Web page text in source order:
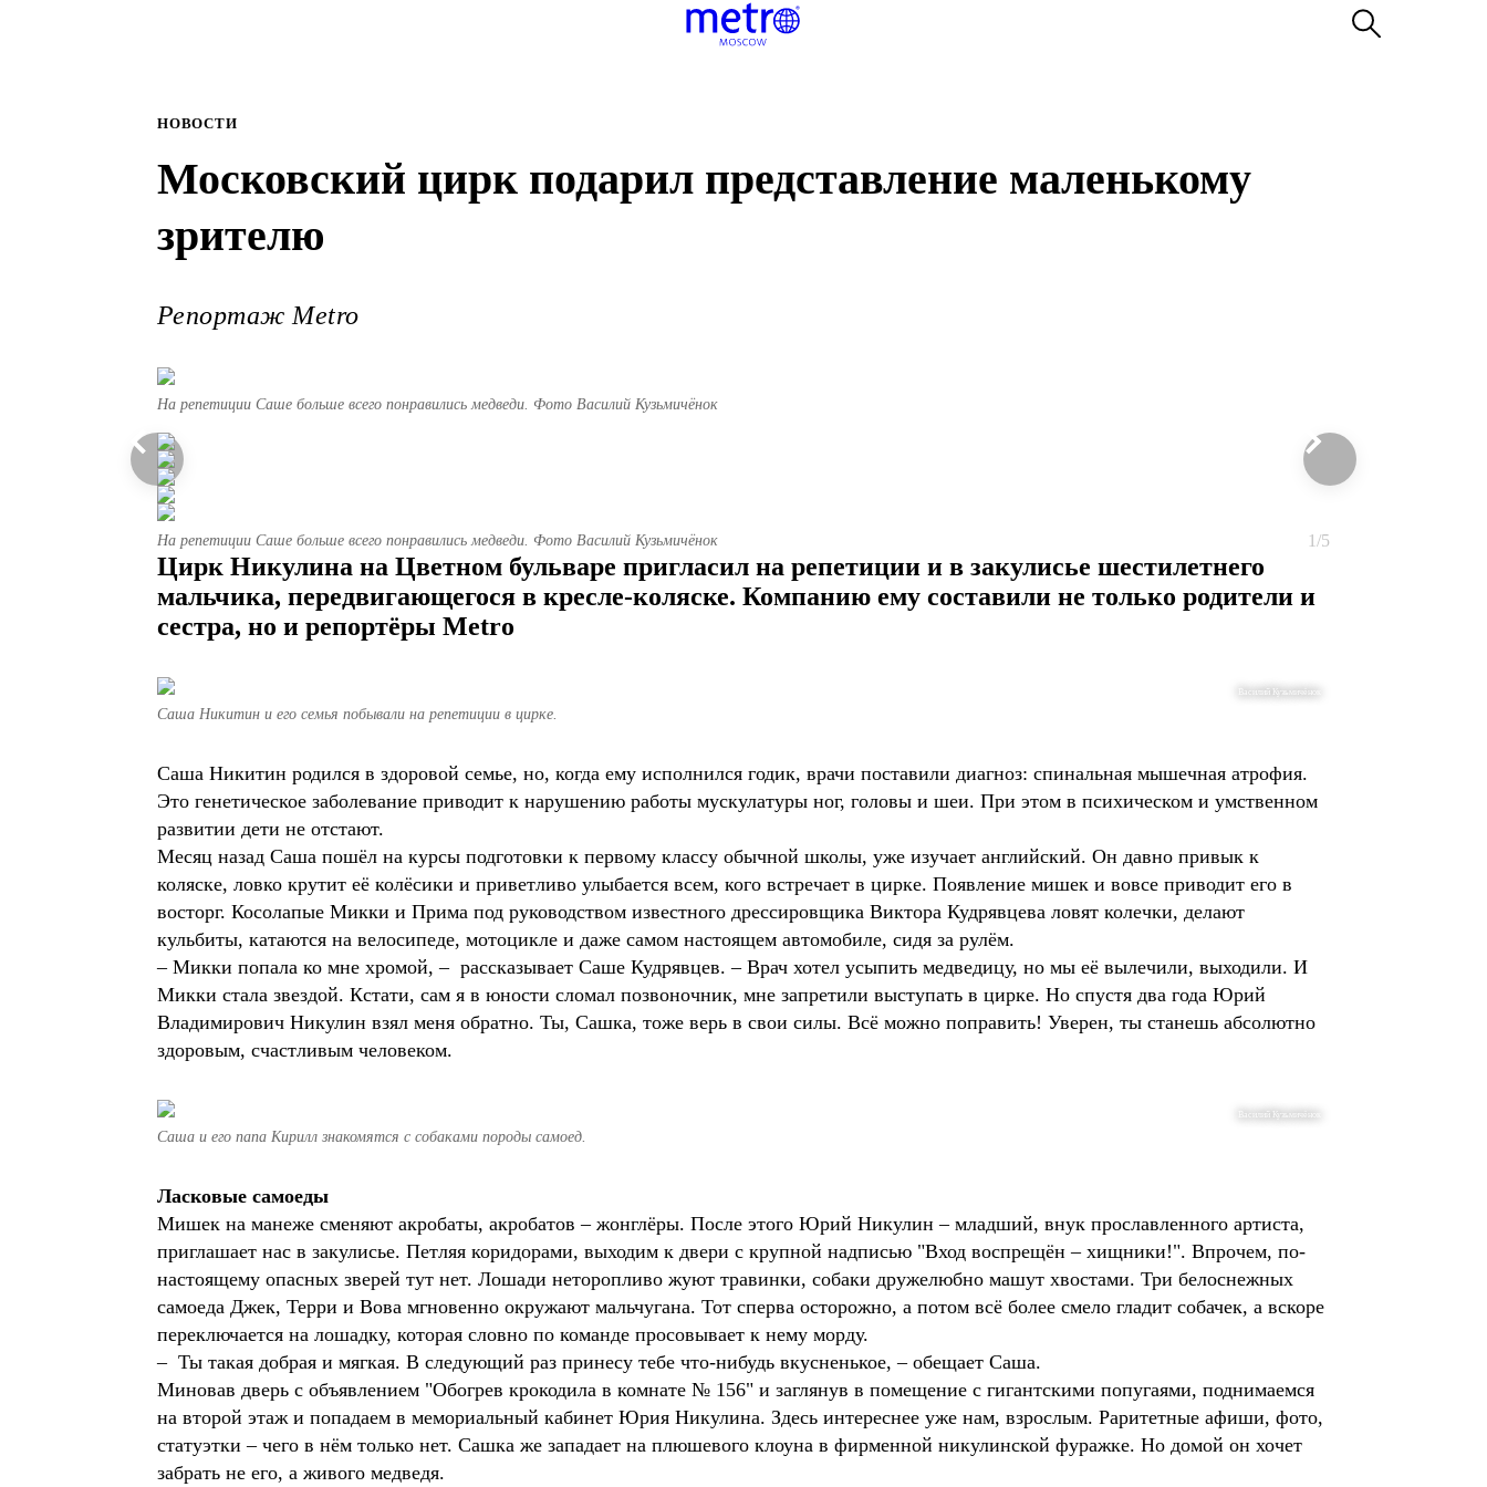
НОВОСТИ
Московский цирк подарил представление маленькому
зрителю
Репортаж Metro
На репетиции Саше больше всего понравились медведи. Фото Василий Кузьмичёнок
На репетиции Саше больше всего понравились медведи. Фото Василий Кузьмичёнок 1/5
Цирк Никулина на Цветном бульваре пригласил на репетиции и в закулисье шестилетнего
мальчика, передвигающегося в кресле-коляске. Компанию ему составили не только родители и
сестра, но и репортёры Metro
Василий Кузьмичёнок
Саша Никитин и его семья побывали на репетиции в цирке.
Саша Никитин родился в здоровой семье, но, когда ему исполнился годик, врачи поставили диагноз: спинальная мышечная атрофия.
Это генетическое заболевание приводит к нарушению работы мускулатуры ног, головы и шеи. При этом в психическом и умственном
развитии дети не отстают.
Месяц назад Саша пошёл на курсы подготовки к первому классу обычной школы, уже изучает английский. Он давно привык к
коляске, ловко крутит её колёсики и приветливо улыбается всем, кого встречает в цирке. Появление мишек и вовсе приводит его в
восторг. Косолапые Микки и Прима под руководством известного дрессировщика Виктора Кудрявцева ловят колечки, делают
кульбиты, катаются на велосипеде, мотоцикле и даже самом настоящем автомобиле, сидя за рулём.
– Микки попала ко мне хромой, – рассказывает Саше Кудрявцев. – Врач хотел усыпить медведицу, но мы её вылечили, выходили. И
Микки стала звездой. Кстати, сам я в юности сломал позвоночник, мне запретили выступать в цирке. Но спустя два года Юрий
Владимирович Никулин взял меня обратно. Ты, Сашка, тоже верь в свои силы. Всё можно поправить! Уверен, ты станешь абсолютно
здоровым, счастливым человеком.
Василий Кузьмичёнок
Саша и его папа Кирилл знакомятся с собаками породы самоед.
Ласковые самоеды
Мишек на манеже сменяют акробаты, акробатов – жонглёры. После этого Юрий Никулин – младший, внук прославленного артиста,
приглашает нас в закулисье. Петляя коридорами, выходим к двери с крупной надписью "Вход воспрещён – хищники!". Впрочем, по-
настоящему опасных зверей тут нет. Лошади неторопливо жуют травинки, собаки дружелюбно машут хвостами. Три белоснежных
самоеда Джек, Терри и Вова мгновенно окружают мальчугана. Тот сперва осторожно, а потом всё более смело гладит собачек, а вскоре
переключается на лошадку, которая словно по команде просовывает к нему морду.
– Ты такая добрая и мягкая. В следующий раз принесу тебе что-нибудь вкусненькое, – обещает Саша.
Миновав дверь с объявлением "Обогрев крокодила в комнате № 156" и заглянув в помещение с гигантскими попугаями, поднимаемся
на второй этаж и попадаем в мемориальный кабинет Юрия Никулина. Здесь интереснее уже нам, взрослым. Раритетные афиши, фото,
статуэтки – чего в нём только нет. Сашка же западает на плюшевого клоуна в фирменной никулинской фуражке. Но домой он хочет
забрать не его, а живого медведя.